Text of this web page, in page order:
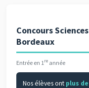
Concours
Bordeaux
Entrée en 1reannée
Nos élèves ont plus